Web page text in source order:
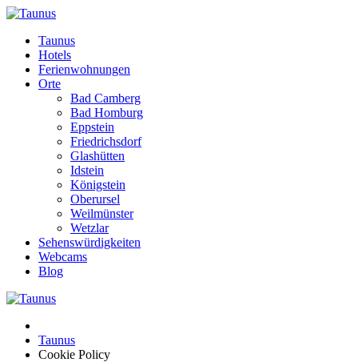
Taunus
Hotels
Ferienwohnungen
Orte
Bad Camberg
Bad Homburg
Eppstein
Friedrichsdorf
Glashütten
Idstein
Königstein
Oberursel
Weilmünster
Wetzlar
Sehenswürdigkeiten
Webcams
Blog
Taunus
Cookie Policy